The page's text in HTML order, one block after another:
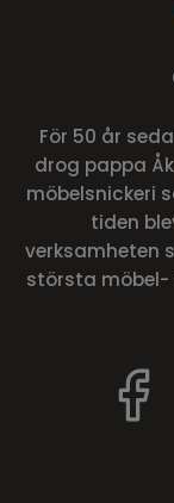
För 50 år
drog pappa
möbelsnickeri
tiden
verksamheten
största möbel-